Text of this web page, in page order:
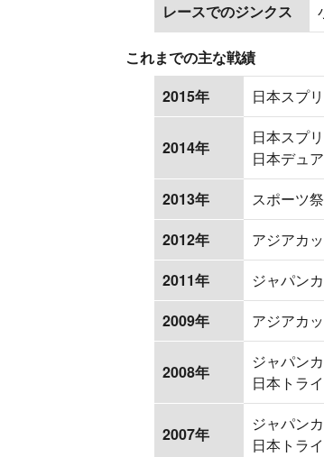
レースでのジンクス
これまでの主な戦績
2015年
日本スプ
2014年
日本スプ
日本デュ
2013年
スポーツ
2012年
アジアカ
2011年
ジャパン
2009年
アジアカ
2008年
ジャパン
日本トラ
2007年
ジャパン
日本トラ